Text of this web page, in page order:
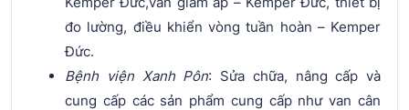
đo lường, điều khiển vòng tuần hoàn – Kemper
Đức.
Bệnh viện Xanh Pôn: Sửa chữa, nâng cấp và
cung cấp các sản phẩm cung cấp như van cân